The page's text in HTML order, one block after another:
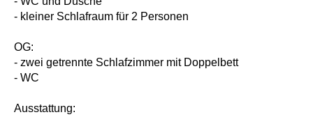
- kleiner Schlafraum für 2 Personen
OG:
- zwei getrennte Schlafzimmer mit Doppelbett
- WC
Ausstattung: